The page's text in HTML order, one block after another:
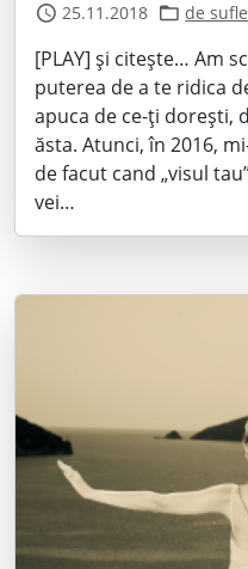
25.11.2018 de
[PLAY] și citește… Am
puterea de a te ridica
apuca de ce-ți dorești,
ăsta. Atunci, în 2016,
de facut cand „visul
vei…